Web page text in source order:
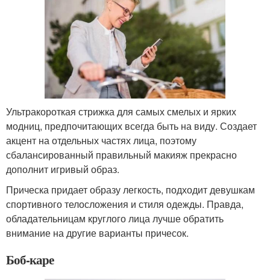
Ультракороткая стрижка для самых смелых и ярких
модниц, предпочитающих всегда быть на виду. Создает
акцент на отдельных частях лица, поэтому
сбалансированный правильный макияж прекрасно
дополнит игривый образ.
Прическа придает образу легкость, подходит девушкам
спортивного телосложения и стиля одежды. Правда,
обладательницам круглого лица лучше обратить
внимание на другие варианты причесок.
Боб-каре